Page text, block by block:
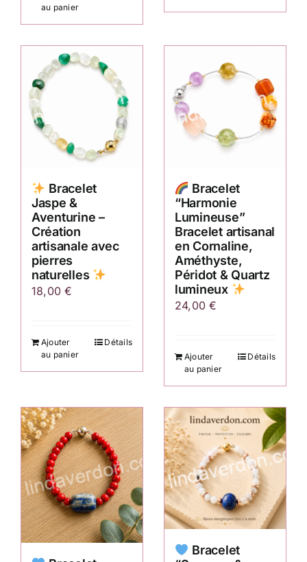
au panier
Bracelet
Jaspe &
Aventurine –
Création
artisanale avec
pierres
naturelles
18,00€
Ajouter
au panier
Détails
Bracelet
“Harmonie
Lumineuse”
Bracelet artisanal
en Cornaline,
Améthyste,
Péridot & Quartz
lumineux
24,00€
Ajouter
au panier
Détails
Bracelet